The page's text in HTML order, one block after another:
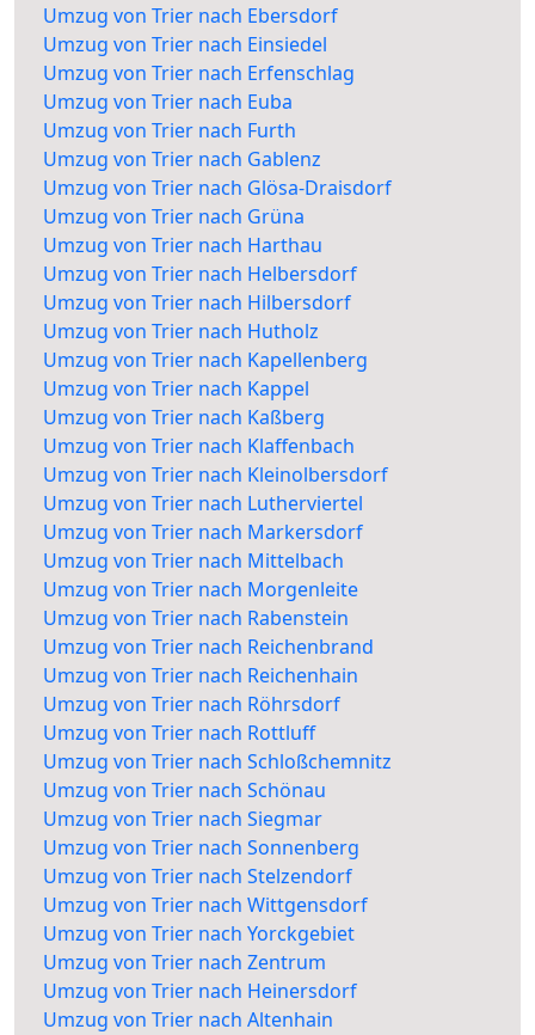
Umzug von Trier nach Ebersdorf
Umzug von Trier nach Einsiedel
Umzug von Trier nach Erfenschlag
Umzug von Trier nach Euba
Umzug von Trier nach Furth
Umzug von Trier nach Gablenz
Umzug von Trier nach Glösa-Draisdorf
Umzug von Trier nach Grüna
Umzug von Trier nach Harthau
Umzug von Trier nach Helbersdorf
Umzug von Trier nach Hilbersdorf
Umzug von Trier nach Hutholz
Umzug von Trier nach Kapellenberg
Umzug von Trier nach Kappel
Umzug von Trier nach Kaßberg
Umzug von Trier nach Klaffenbach
Umzug von Trier nach Kleinolbersdorf
Umzug von Trier nach Lutherviertel
Umzug von Trier nach Markersdorf
Umzug von Trier nach Mittelbach
Umzug von Trier nach Morgenleite
Umzug von Trier nach Rabenstein
Umzug von Trier nach Reichenbrand
Umzug von Trier nach Reichenhain
Umzug von Trier nach Röhrsdorf
Umzug von Trier nach Rottluff
Umzug von Trier nach Schloßchemnitz
Umzug von Trier nach Schönau
Umzug von Trier nach Siegmar
Umzug von Trier nach Sonnenberg
Umzug von Trier nach Stelzendorf
Umzug von Trier nach Wittgensdorf
Umzug von Trier nach Yorckgebiet
Umzug von Trier nach Zentrum
Umzug von Trier nach Heinersdorf
Umzug von Trier nach Altenhain